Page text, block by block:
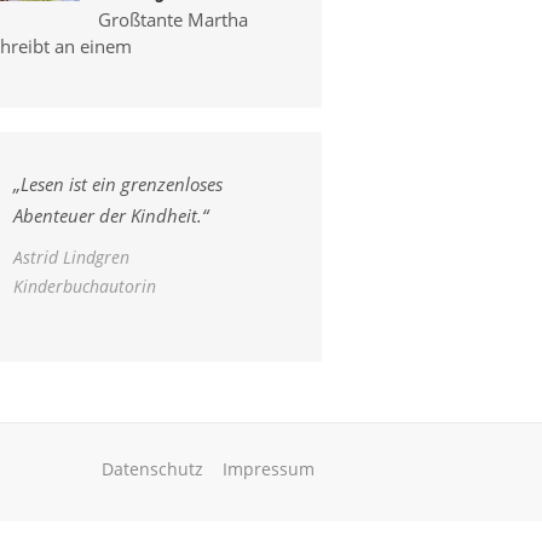
Großtante Martha
an einem
„Lesen ist ein grenzenloses
Abenteuer der Kindheit.“
Astrid Lindgren
Kinderbuchautorin
Datenschutz Impressum